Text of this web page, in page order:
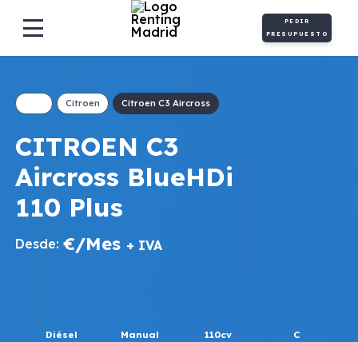
PEDIR
PRESUPUESTO
Citroen Citroen C3 Aircross
CITROEN C3
Aircross BlueHDi
110 Plus
Desde: €/Mes + IVA
Diésel Manual 110cv C